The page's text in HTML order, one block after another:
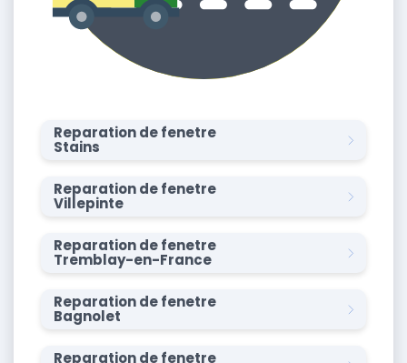
Reparation de fenetre
Stains
Reparation de fenetre
Villepinte
Reparation de fenetre
Tremblay-en-France
Reparation de fenetre
Bagnolet
Reparation de fenetre